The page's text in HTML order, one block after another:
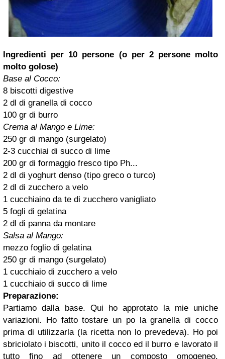
Ingredienti per 10 persone (o per 2 persone molto
molto golose)
Base al Cocco:
8 biscotti digestive
2 dl di granella di cocco
100 gr di burro
Crema al Mango e Lime:
250 gr di mango (surgelato)
2-3 cucchiai di succo di lime
200 gr di formaggio fresco tipo Ph...
2 dl di yoghurt denso (tipo greco o turco)
2 dl di zucchero a velo
1 cucchiaino da te di zucchero vanigliato
5 fogli di gelatina
2 dl di panna da montare
Salsa al Mango:
mezzo foglio di gelatina
250 gr di mango (surgelato)
1 cucchiaio di zucchero a velo
1 cucchiaio di succo di lime
Preparazione:
Partiamo dalla base. Qui ho approtato la mie uniche
variazioni. Ho fatto tostare un po la granella di cocco
prima di utilizzarla (la ricetta non lo prevedeva). Ho poi
sbriciolato i biscotti, unito il cocco ed il burro e lavorato il
tutto fino ad ottenere un composto omogeneo.